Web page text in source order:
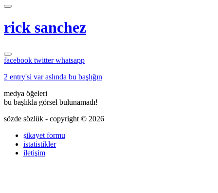
rick sanchez
facebook twitterwhatsapp
2 entry'si var aslında bu başlığın
medya öğeleri
bu başlıkla görsel bulunamadı!
sözde sözlük - copyright © 2026
şikayet formu
istatistikler
iletişim